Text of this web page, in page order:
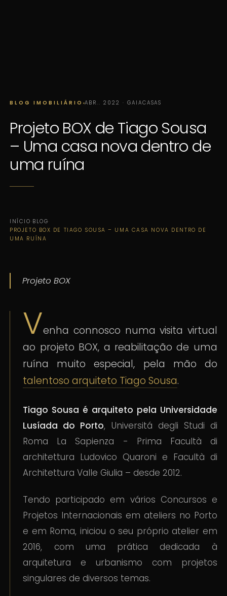
BLOG IMOBILIÁRIO ABR.. 2022 · GAIACASAS
Projeto BOX de Tiago Sousa
– Uma casa nova dentro de
uma ruína
INÍCIO·BLOG·
PROJETO BOX DE TIAGO SOUSA – UMA CASA NOVA DENTRO DE
UMA RUÍNA
Projeto BOX
Venha connosco numa visita virtual
ao projeto BOX, a reabilitação de uma
ruína muito especial, pela mão do
talentoso arquiteto Tiago Sousa.
Tiago Sousa é arquiteto pela Universidade
Lusíada do Porto, Universitá degli Studi di
Roma La Sapienza - Prima Facultà di
architettura Ludovico Quaroni e Facultà di
Architettura Valle Giulia – desde 2012.
Tendo participado em vários Concursos e
Projetos Internacionais em ateliers no Porto
e em Roma, iniciou o seu próprio atelier em
2016, com uma prática dedicada à
arquitetura e urbanismo com projetos
singulares de diversos temas.